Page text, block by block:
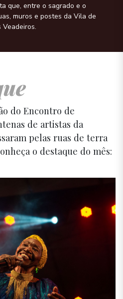
que, entre o sagrado e o
muros e postes da Vila de
Veadeiros.
do Encontro de
de artistas da
pelas ruas de terra
o destaque do mês: